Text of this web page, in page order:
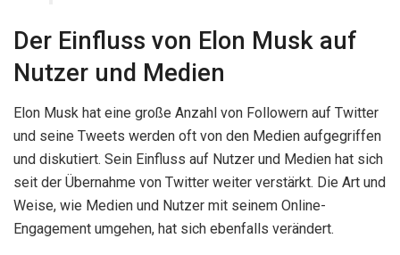
Der Einfluss von Elon Musk auf
Nutzer und Medien
Elon Musk hat eine große Anzahl von Followern auf Twitter
und seine Tweets werden oft von den Medien aufgegriffen
und diskutiert. Sein Einfluss auf Nutzer und Medien hat sich
seit der Übernahme von Twitter weiter verstärkt. Die Art und
Weise, wie Medien und Nutzer mit seinem Online-
Engagement umgehen, hat sich ebenfalls verändert.